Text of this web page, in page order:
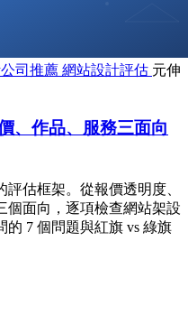
司推薦 網站設計評估 元伸
、作品、服務三面向
估框架。從報價透明度、
個面向，逐項檢查網站架設
7 個問題與紅旗 vs 綠旗